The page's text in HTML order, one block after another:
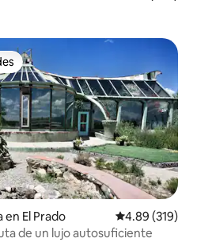
preferido
El Prado Calificación
4.89 (319)
de un lujo autosuficiente